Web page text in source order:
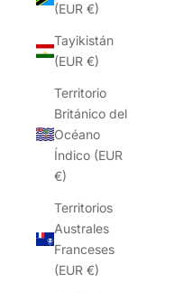
(EUR €)
Tayikistán
(EUR €)
Territorio
Británico del
Océano
Índico (EUR
€)
Territorios
Australes
Franceses
(EUR €)